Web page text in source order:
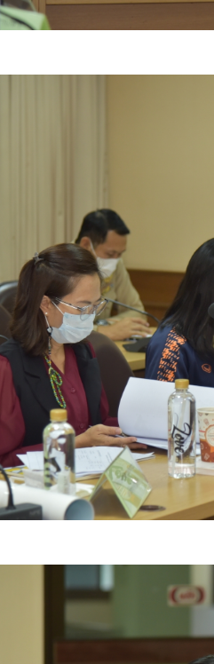
าย อบจ.สุพรรณบุรี
และประเมินผลแผนพัฒนาท้อง
นบุคคล
น
ล อบจ.
เลือกตั้ง สมาชิกสภาและนายก
จัดการความเสี่ยงของ อบจ.สุพร